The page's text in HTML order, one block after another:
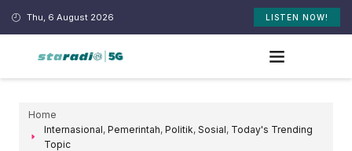
Thu, 6 August 2026 LISTEN NOW!
Home
Internasional, Pemerintah, Politik, Sosial, Today's Trending
Topic